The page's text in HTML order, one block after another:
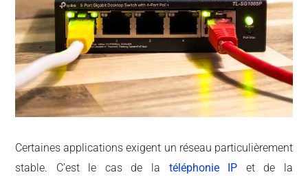
Certaines applications exigent un réseau particulièrement
stable. C’est le cas de la téléphonie IP et de la